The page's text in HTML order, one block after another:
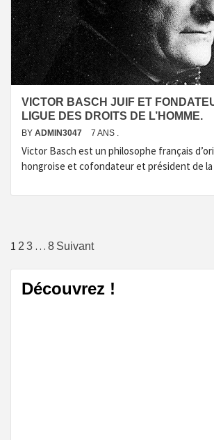
VICTOR BASCH JUIF ET
LIGUE DES DROITS DE L’HOMME.
BY ADMIN3047 7 ANS .
Victor Basch est un philosophe français
hongroise et cofondateur et président de la
Navigation
des
articles
1 2 3 … 8 Suivant
Découvrez !